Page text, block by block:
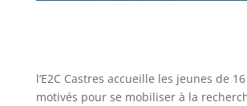
l’E2C Castres accueille les jeunes de
motivés pour se mobiliser à la